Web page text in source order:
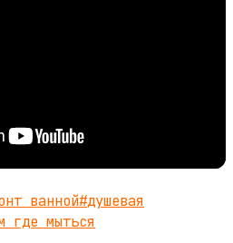
ванной#душевая
где мыться